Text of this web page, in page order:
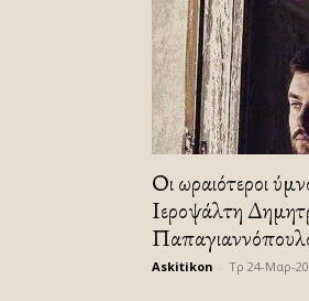
Οι ωραιότεροι
Ιεροψάλτη
Askitikon Τρ 24-Μαρ-